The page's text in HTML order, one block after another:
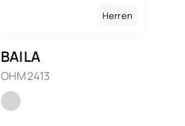
Herren
BAILA
OHM2413